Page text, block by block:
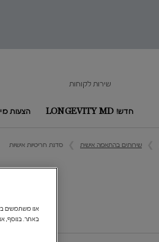
שירות לקוחות
חדש! LONGEVITY MD הצעות
שירותים בהתאמה אישית סדנת חריטיות אישיות
באתר. בנוסף,